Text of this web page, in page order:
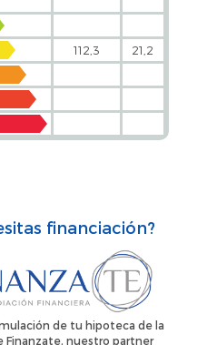
112,3
21,2
financiación?
de tu hipoteca de la
Finanzate, nuestro partner